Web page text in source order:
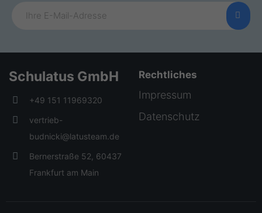
Schulatus GmbH
+49 151 11969320
vertrieb-
budnicki@latusteam.de
Bernerstraße 52, 60437
Frankfurt am Main
Rechtliches
Impressum
Datenschutz